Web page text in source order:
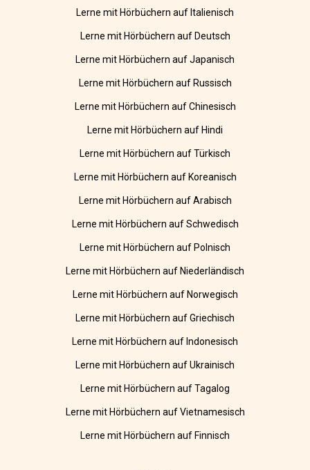
Lerne mit Hörbüchern auf Italienisch
Lerne mit Hörbüchern auf Deutsch
Lerne mit Hörbüchern auf Japanisch
Lerne mit Hörbüchern auf Russisch
Lerne mit Hörbüchern auf Chinesisch
Lerne mit Hörbüchern auf Hindi
Lerne mit Hörbüchern auf Türkisch
Lerne mit Hörbüchern auf Koreanisch
Lerne mit Hörbüchern auf Arabisch
Lerne mit Hörbüchern auf Schwedisch
Lerne mit Hörbüchern auf Polnisch
Lerne mit Hörbüchern auf Niederländisch
Lerne mit Hörbüchern auf Norwegisch
Lerne mit Hörbüchern auf Griechisch
Lerne mit Hörbüchern auf Indonesisch
Lerne mit Hörbüchern auf Ukrainisch
Lerne mit Hörbüchern auf Tagalog
Lerne mit Hörbüchern auf Vietnamesisch
Lerne mit Hörbüchern auf Finnisch